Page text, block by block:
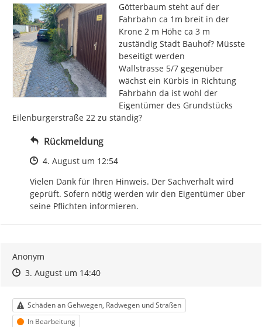
Götterbaum steht auf der
Fahrbahn ca 1m breit in der
Krone 2 m Höhe ca 3 m
zuständig Stadt Bauhof? Müsste
beseitigt werden
Wallstrasse 5/7 gegenüber
wächst ein Kürbis in Richtung
Fahrbahn da ist wohl der
Eigentümer des Grundstücks
Eilenburgerstraße 22 zu ständig?
Rückmeldung
Zeitpunkt des Erstellens
4. August um 12:54
Vielen Dank für Ihren Hinweis. Der Sachverhalt wird
geprüft. Sofern nötig werden wir den Eigentümer über
seine Pflichten informieren.
Anonym
Zeitpunkt des Erstellens
Zeitpunkt des Erstellens
3. August um 14:40Zur Äußerung
Kategorie
Schäden an Gehwegen, Radwegen und Straßen
Status
In Bearbeitung